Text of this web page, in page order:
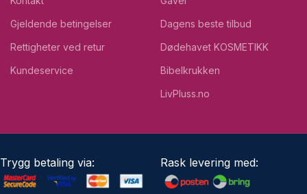
Gjeldende betingelser
Rettigheter ved retur
Kundeservice
Dagens beste tilbud
Dødehavet KOSMETIKK
Bibelkrukken
LivPluss.no
Trygg betaling via: Rask levering med: